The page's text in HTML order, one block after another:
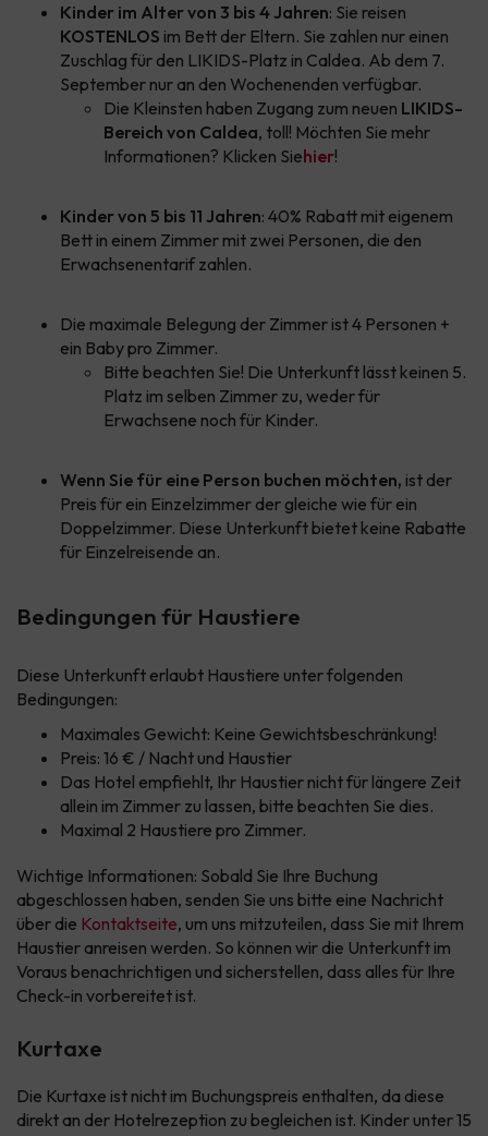
Kinder im Alter von 3 bis 4 Jahren: Sie reisen
KOSTENLOS im Bett der Eltern. Sie zahlen nur einen
Zuschlag für den LIKIDS-Platz in Caldea. Ab dem 7.
September nur an den Wochenenden verfügbar.
Die Kleinsten haben Zugang zum neuen LIKIDS-
Bereich von Caldea, toll! Möchten Sie mehr
Informationen? Klicken Siehier!
Kinder von 5 bis 11 Jahren: 40% Rabatt mit eigenem
Bett in einem Zimmer mit zwei Personen, die den
Erwachsenentarif zahlen.
Die maximale Belegung der Zimmer ist 4 Personen +
ein Baby pro Zimmer.
Bitte beachten Sie! Die Unterkunft lässt keinen 5.
Platz im selben Zimmer zu, weder für
Erwachsene noch für Kinder.
Wenn Sie für eine Person buchen möchten, ist der
Preis für ein Einzelzimmer der gleiche wie für ein
Doppelzimmer. Diese Unterkunft bietet keine Rabatte
für Einzelreisende an.
Bedingungen für Haustiere
Diese Unterkunft erlaubt Haustiere unter folgenden
Bedingungen:
Maximales Gewicht: Keine Gewichtsbeschränkung!
Preis: 16 € / Nacht und Haustier
Das Hotel empfiehlt, Ihr Haustier nicht für längere Zeit
allein im Zimmer zu lassen, bitte beachten Sie dies.
Maximal 2 Haustiere pro Zimmer.
Wichtige Informationen: Sobald Sie Ihre Buchung
abgeschlossen haben, senden Sie uns bitte eine Nachricht
über die Kontaktseite, um uns mitzuteilen, dass Sie mit Ihrem
Haustier anreisen werden. So können wir die Unterkunft im
Voraus benachrichtigen und sicherstellen, dass alles für Ihre
Check-in vorbereitet ist.
Kurtaxe
Die Kurtaxe ist nicht im Buchungspreis enthalten, da diese
direkt an der Hotelrezeption zu begleichen ist. Kinder unter 15